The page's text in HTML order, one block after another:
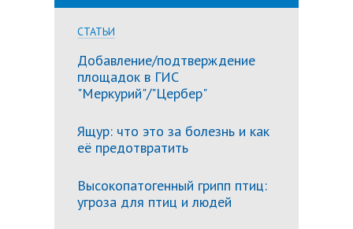
СТАТЬИ
Добавление/подтверждение
площадок в ГИС
"Меркурий"/"Цербер"
Ящур: что это за болезнь и как
её предотвратить
Высокопатогенный грипп птиц:
угроза для птиц и людей